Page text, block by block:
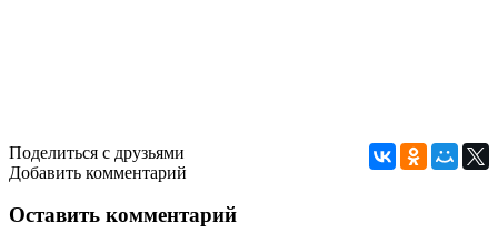
Поделиться с друзьями
Добавить комментарий
Оставить комментарий